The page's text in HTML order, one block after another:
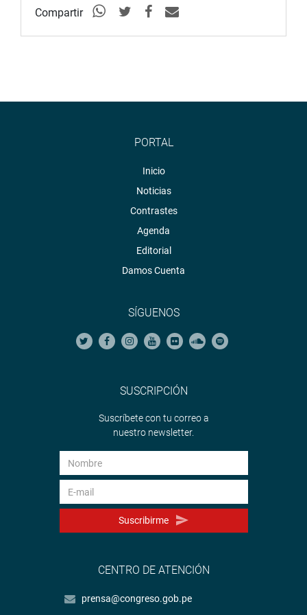
retrasando sueños, oportunidades y el derecho de
nuestros niños a construir un futuro mejor”,
Compartir
PORTAL
Inicio
Noticias
Contrastes
Agenda
Editorial
Damos Cuenta
SÍGUENOS
SUSCRIPCIÓN
Suscríbete con tu correo a
nuestro newsletter.
Suscribirme
CENTRO DE ATENCIÓN
prensa@congreso.gob.pe